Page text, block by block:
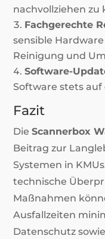
nachvollziehen zu
Fachgerechte
sensible
Reinigung und
Software-
Software stets
Fazit
DieScannerbox
Beitrag zur
Systemen in
technische
Maßnahmen
Ausfallzeiten
Datenschutz